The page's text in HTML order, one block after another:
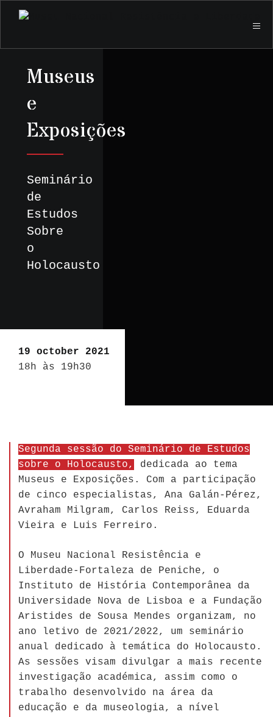
Museus
e
Exposições
Seminário
de
Estudos
Sobre
o
Holocausto
19 october 2021
18h às 19h30
Segunda sessão do Seminário de Estudos
sobre o Holocausto,
dedicada ao tema
Museus e Exposições. Com a participação
de cinco especialistas, Ana Galán-Pérez,
Avraham Milgram, Carlos Reiss, Eduarda
Vieira e Luis Ferreiro.
O Museu Nacional Resistência e
Liberdade-Fortaleza de Peniche, o
Instituto de História Contemporânea da
Universidade Nova de Lisboa e a Fundação
Aristides de Sousa Mendes organizam, no
ano letivo de 2021/2022, um seminário
anual dedicado à temática do Holocausto.
As sessões visam divulgar a mais recente
investigação académica, assim como o
trabalho desenvolvido na área da
educação e da museologia, a nível